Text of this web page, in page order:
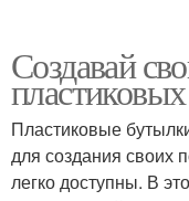
Создавай
Пластиковые
для создания своих
легко доступны. В